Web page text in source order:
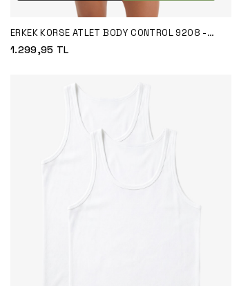
ERKEK KORSE ATLET BODY CONTROL 9208 -
BEYAZ
1.299,95 TL